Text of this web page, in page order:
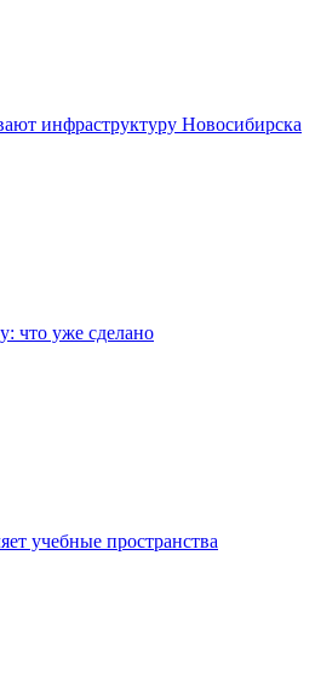
инфраструктуру Новосибирска
что уже сделано
учебные пространства